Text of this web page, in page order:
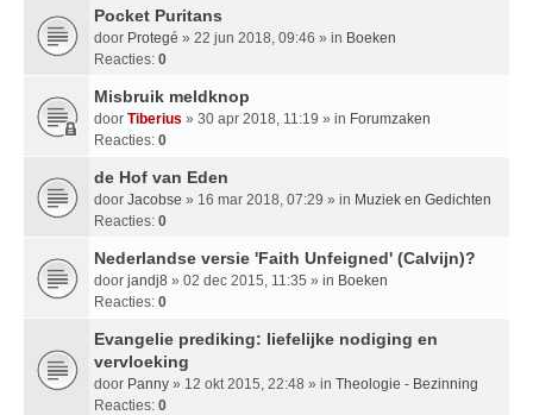
Pocket Puritans
door Protegé » 22 jun 2018, 09:46 » in Boeken
Reacties: 0
Misbruik meldknop
door Tiberius » 30 apr 2018, 11:19 » in Forumzaken
Reacties: 0
de Hof van Eden
door Jacobse » 16 mar 2018, 07:29 » in Muziek en Gedichten
Reacties: 0
Nederlandse versie 'Faith Unfeigned' (Calvijn)?
door jandj8 » 02 dec 2015, 11:35 » in Boeken
Reacties: 0
Evangelie prediking: liefelijke nodiging en
vervloeking
door Panny » 12 okt 2015, 22:48 » in Theologie - Bezinning
Reacties: 0